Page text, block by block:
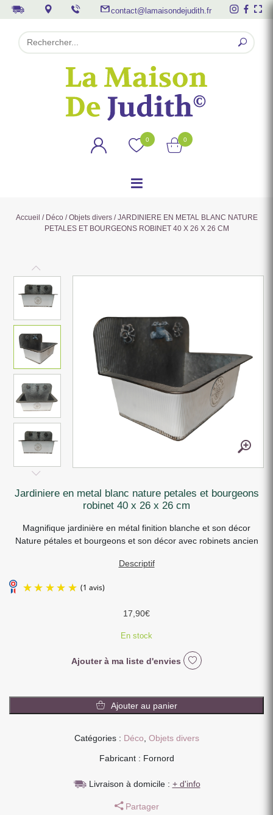
contact@lamaisondejudith.fr
0 0
Accueil / Déco/Objets divers/ JARDINIERE EN METAL BLANC NATURE
PETALES ET BOURGEONS ROBINET 40 X 26 X 26 CM
jardiniere en metal blanc nature petales et bourgeons
robinet 40 x 26 x 26 cm
Magnifique jardinière en métal finition blanche et son décor
Nature pétales et bourgeons et son décor avec robinets ancien
Descriptif
17,90€
En stock
Ajouter à ma liste d'envies
de
JARDINIERE
METAL
BLANC
PETALES
BOURGEONS
Ajouter au panier
Catégories : Déco Objets divers
Fabricant : Fornord
Livraison à domicile : + d'info
Partager